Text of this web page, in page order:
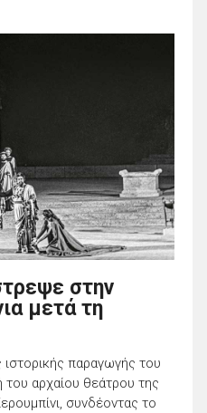
στην
μετά τη
παραγωγής του
αρχαίου θεάτρου της
συνδέοντας το